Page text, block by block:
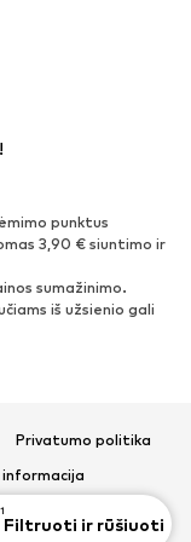
1
Filtruoti ir rūšiuoti
punktus
3,90 € siuntimo ir
sumažinimo.
iš užsienio gali
Privatumo politika
informacija